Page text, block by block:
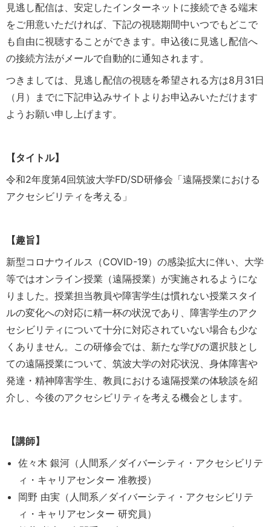
見逃し配信は、安定したインターネットに接続できる端末
をご用意いただければ、下記の視聴期間中いつでもどこで
も自由に視聴することができます。申込後に見逃し配信へ
の接続方法がメールで自動的に通知されます。
つきましては、見逃し配信の視聴を希望される方は8月31日
（月）までに下記申込みサイトよりお申込みいただけます
ようお願い申し上げます。
【タイトル】
令和2年度第4回筑波大学FD/SD研修会「遠隔授業における
アクセシビリティを考える」
【趣旨】
新型コロナウイルス（COVID-19）の感染拡大に伴い、大学
等ではオンライン授業（遠隔授業）が実施されるようにな
りました。授業担当教員や障害学生は慣れない授業スタイ
ルの変化への対応に精一杯の状況であり、障害学生のアク
セシビリティについて十分に対応されていない場合も少な
くありません。この研修会では、新たな学びの選択肢とし
ての遠隔授業について、筑波大学の対応状況、身体障害や
発達・精神障害学生、教員における遠隔授業の体験談を紹
介し、今後のアクセシビリティを考える機会とします。
【講師】
佐々木 銀河（人間系／ダイバーシティ・アクセシビリテ
ィ・キャリアセンター 准教授）
岡野 由実（人間系／ダイバーシティ・アクセシビリテ
ィ・キャリアセンター 研究員）